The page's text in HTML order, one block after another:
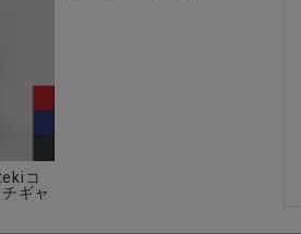
コ
ギャ